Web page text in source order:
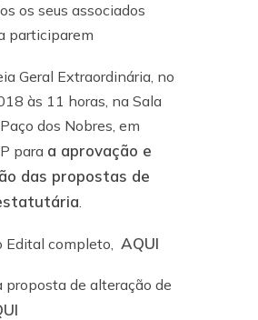
os seus associados
participarem
Geral Extraordinária, no
às 11 horas, na Sala
dos Nobres, em
para a aprovação e
das propostas de
.
completo, AQUI
de alteração de